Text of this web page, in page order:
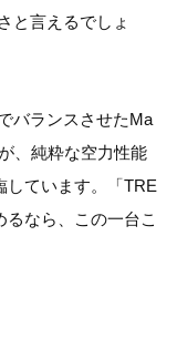
と言えるでしょ
バランスさせたMa
、純粋な空力性能
しています。「TRE
なら、この一台こ